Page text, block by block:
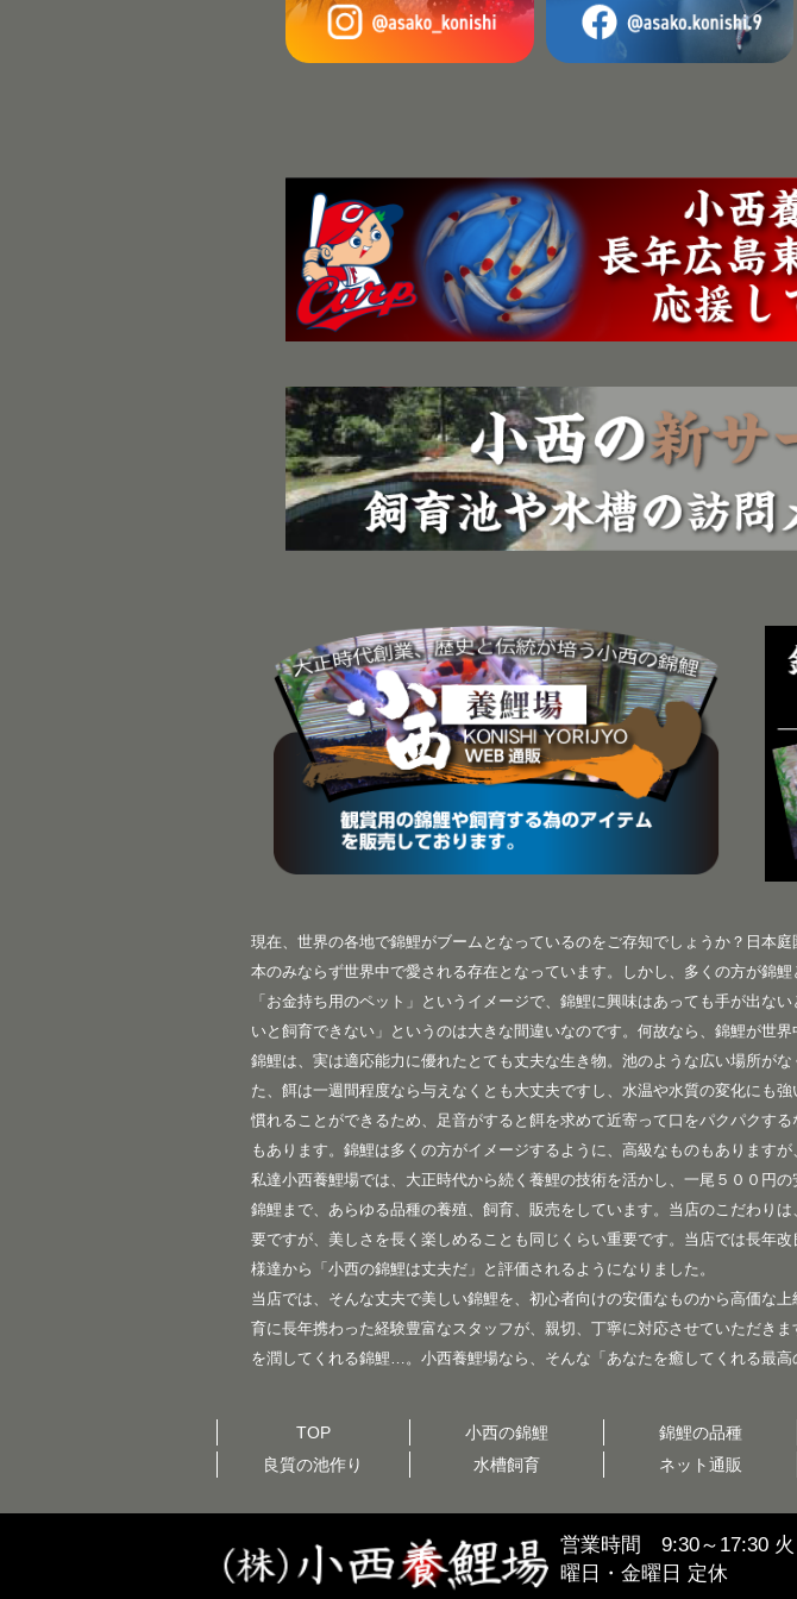
現在、世界の各地で錦鯉がブームとなっているのをご存知でしょうか？日本
本のみならず世界中で愛される存在となっています。しかし、多くの方が錦
「お金持ち用のペット」というイメージで、錦鯉に興味はあっても手が出な
いと飼育できない」というのは大きな間違いなのです。何故なら、錦鯉が世
錦鯉は、実は適応能力に優れたとても丈夫な生き物。池のような広い場所が
た、餌は一週間程度なら与えなくとも大丈夫ですし、水温や水質の変化にも
慣れることができるため、足音がすると餌を求めて近寄って口をパクパクす
もあります。錦鯉は多くの方がイメージするように、高級なものもあります
私達小西養鯉場では、大正時代から続く養鯉の技術を活かし、一尾５００円
錦鯉まで、あらゆる品種の養殖、飼育、販売をしています。当店のこだわり
要ですが、美しさを長く楽しめることも同じくらい重要です。当店では長年
様達から「小西の錦鯉は丈夫だ」と評価されるようになりました。
当店では、そんな丈夫で美しい錦鯉を、初心者向けの安価なものから高価な
育に長年携わった経験豊富なスタッフが、親切、丁寧に対応させていただき
を潤してくれる錦鯉…。小西養鯉場なら、そんな「あなたを癒してくれる最高
TOP 小西の錦鯉 錦鯉の品種
良質の池作り
水槽飼育 ネット通販
営業時間 9:30～17:30 火
曜日・金曜日 定休